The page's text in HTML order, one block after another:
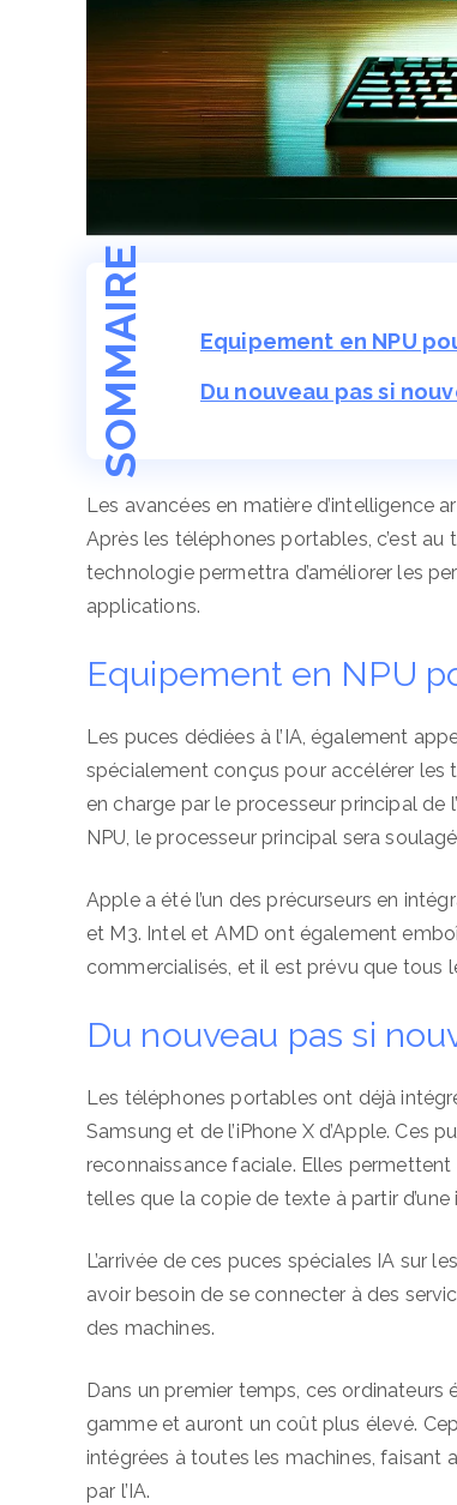
SOMMAIRE
Equipement en NPU
Du nouveau pas si
Les avancées en matière d’intelligence
Après les téléphones portables, c’est au
technologie permettra d’améliorer les
applications.
Equipement en NPU
Les puces dédiées à l’IA, également
spécialement conçus pour accélérer les
en charge par le processeur principal de
NPU, le processeur principal sera
Apple a été l’un des précurseurs en
et M3. Intel et AMD ont également
commercialisés, et il est prévu que tous
Du nouveau pas si
Les téléphones portables ont déjà
Samsung et de l’iPhone X d’Apple.
reconnaissance faciale. Elles
telles que la copie de texte à partir
L’arrivée de ces puces spéciales IA sur
avoir besoin de se connecter à des
des machines.
Dans un premier temps, ces ordinateurs
gamme et auront un coût plus élevé.
intégrées à toutes les machines, faisant
par l’IA.